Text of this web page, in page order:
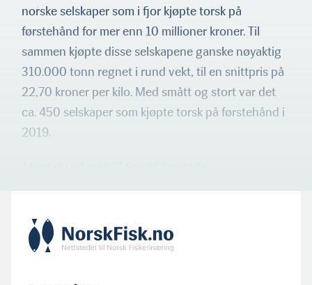
norske selskap­er som i fjor kjøpte torsk på
førstehånd for mer enn 10 millioner kroner. Til
sammen kjøpte disse selskapene ganske nøyaktig
310.000 tonn regnet i rund vekt, til en snittpris på
22,70 kroner per kilo. Med smått og stort var det
ca. 450 selskaper som kjøpte torsk på førstehånd i
2019.